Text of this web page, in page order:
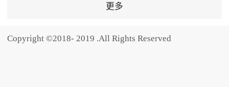
功能增加课堂趣味性，同
更多
Copyright ©2018- 2019 .All Rights Reserved